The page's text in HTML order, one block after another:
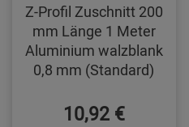
Z-Profil Zuschnitt 200
mm Länge 1 Meter
Aluminium walzblank
0,8 mm (Standard)
10,92 €